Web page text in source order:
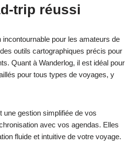
trip réussi
incontournable pour les amateurs de
outils cartographiques précis pour
Quant à Wanderlog, il est idéal pour
pour tous types de voyages, y
une gestion simplifiée de vos
avec vos agendas. Elles
fluide et intuitive de votre voyage.